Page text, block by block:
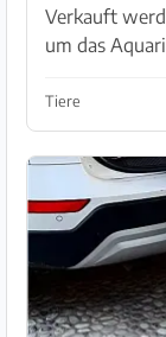
Verkauft
um das
Tiere